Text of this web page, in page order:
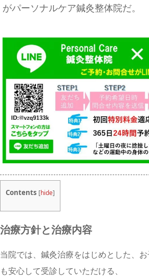
がパーソナルケア鍼灸整体院だ。
Contents [hide]
治療方針と治療内容
当院では、鍼灸治療をはじめとした、
も安心して受診していただける、